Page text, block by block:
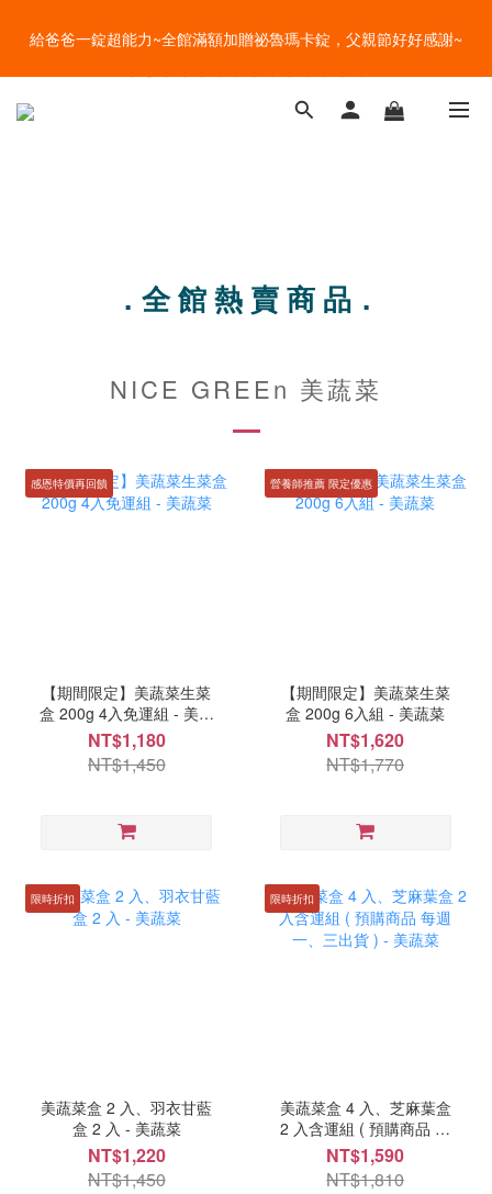
吃菜~
給爸爸一錠超能力~全館滿額加贈祕魯瑪卡錠，父親節好好感謝~
盛夏的餐桌，一定少不了美蔬菜的清爽~ A+B 送購物金🎁一起好好
．全 館 熱 賣 商 品．
NICE GREEn 美蔬菜
感恩特價再回饋
【期間限定】美蔬菜生菜
盒 200g 4入免運組 - 美蔬
菜
NT$1,180
NT$1,450
營養師推薦 限定優惠
【期間限定】美蔬菜生菜
盒 200g 6入組 - 美蔬菜
NT$1,620
NT$1,770
限時折扣
美蔬菜盒 2 入、羽衣甘藍
盒 2 入 - 美蔬菜
NT$1,220
NT$1,450
限時折扣
美蔬菜盒 4 入、芝麻葉盒
2 入含運組 ( 預購商品 每
週一、三出貨 ) - 美蔬菜
NT$1,590
NT$1,810